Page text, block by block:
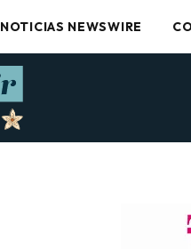
NOTICIAS NEWSWIRE